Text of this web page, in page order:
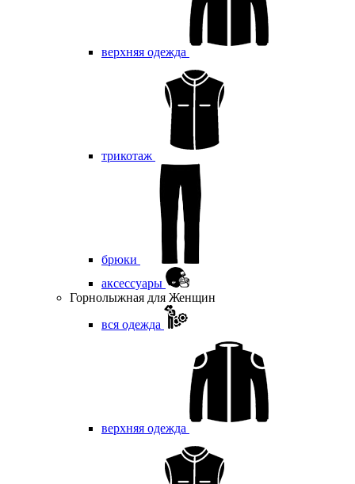
верхняя одежда
трикотаж
брюки
аксессуары
Горнолыжная для Женщин
вся одежда
верхняя одежда